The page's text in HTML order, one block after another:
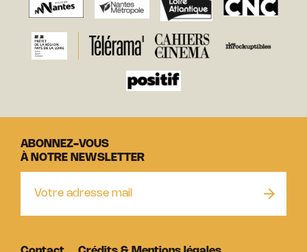
ABONNEZ-VOUS
À NOTRE NEWSLETTER